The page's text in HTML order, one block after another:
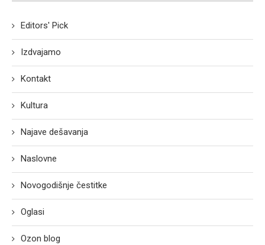
Editors' Pick
Izdvajamo
Kontakt
Kultura
Najave dešavanja
Naslovne
Novogodišnje čestitke
Oglasi
Ozon blog